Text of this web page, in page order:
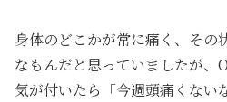
身体のどこかが常に痛く、その
なもんだと思っていましたが、
気が付いたら「今週頭痛くない